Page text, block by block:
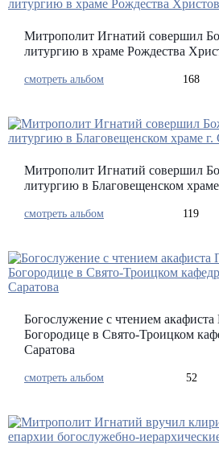
Митрополит Игнатий совершил
литургию в храме Рождества
смотреть альбом 168
Митрополит Игнатий совершил
литургию в Благовещенском храме
смотреть альбом 119
Богослужение с чтением акафиста
Богородице в Свято-Троицком
Саратова
смотреть альбом 52